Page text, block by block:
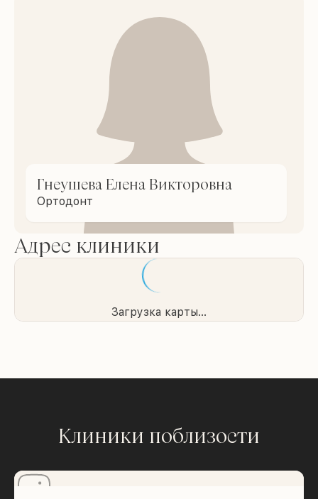
Гнеушева Елена Викторовна
Ортодонт
Адрес клиники
Загрузка карты...
Клиники поблизости